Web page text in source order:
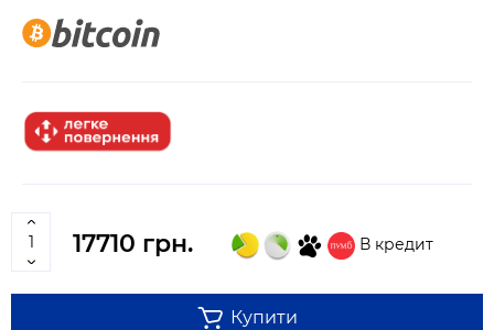
17710 грн. В кредит
Купити